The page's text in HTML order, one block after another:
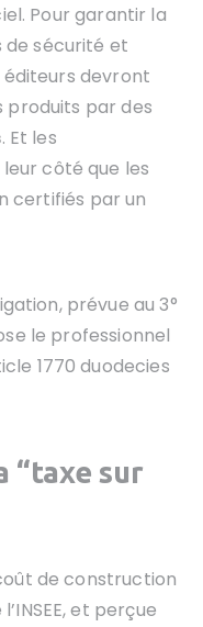
Pour garantir la
sécurité et
éditeurs devront
par des
. Et les
côté que les
certifiés par un
prévue au 3°
le professionnel
1770 duodecies
“taxe sur
de construction
et perçue